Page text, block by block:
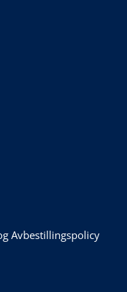
Avbestillingspolicy